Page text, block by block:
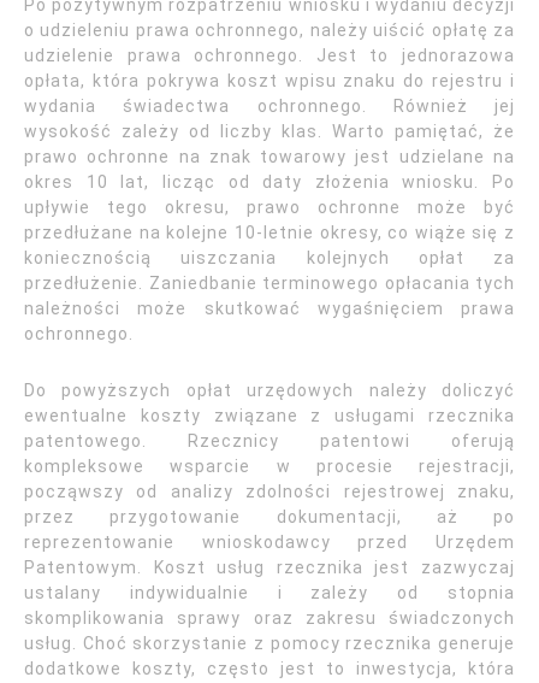
Po pozytywnym rozpatrzeniu wniosku i wydaniu decyzji
o udzieleniu prawa ochronnego, należy uiścić opłatę za
udzielenie prawa ochronnego. Jest to jednorazowa
opłata, która pokrywa koszt wpisu znaku do rejestru i
wydania świadectwa ochronnego. Również jej
wysokość zależy od liczby klas. Warto pamiętać, że
prawo ochronne na znak towarowy jest udzielane na
okres 10 lat, licząc od daty złożenia wniosku. Po
upływie tego okresu, prawo ochronne może być
przedłużane na kolejne 10-letnie okresy, co wiąże się z
koniecznością uiszczania kolejnych opłat za
przedłużenie. Zaniedbanie terminowego opłacania tych
należności może skutkować wygaśnięciem prawa
ochronnego.
Do powyższych opłat urzędowych należy doliczyć
ewentualne koszty związane z usługami rzecznika
patentowego. Rzecznicy patentowi oferują
kompleksowe wsparcie w procesie rejestracji,
począwszy od analizy zdolności rejestrowej znaku,
przez przygotowanie dokumentacji, aż po
reprezentowanie wnioskodawcy przed Urzędem
Patentowym. Koszt usług rzecznika jest zazwyczaj
ustalany indywidualnie i zależy od stopnia
skomplikowania sprawy oraz zakresu świadczonych
usług. Choć skorzystanie z pomocy rzecznika generuje
dodatkowe koszty, często jest to inwestycja, która